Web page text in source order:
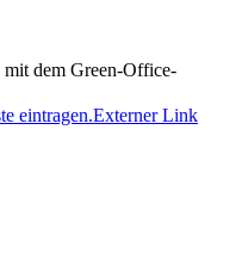
dem Green-Office-
eintragen.Externer Link